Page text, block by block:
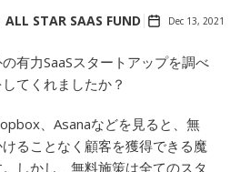
ALL STAR SAAS FUND Dec 13, 2021
有力SaaSスタートアップを調べ
てくれましたか？
、Asanaなどを見ると、無
ることなく顧客を獲得できる魔
しかし、無料施策は全てのスタ